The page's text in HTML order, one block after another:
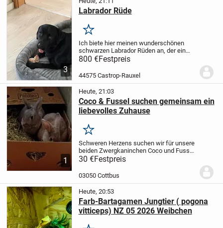
3
Labrador Rüde
Merken
Ich biete hier meinen wunderschönen
schwarzen Labrador Rüden an, der ein
neues, liebevolles Zuhause sucht. Er ist
ein treuer Begleiter und sehr verspielt. Ein
echtes Familienmitglied, das viel Freude...
800 €Festpreis
44575 Castrop-Rauxel
1
Heute, 21:03
Coco & Fussel suchen gemeinsam ein
liebevolles Zuhause
Merken
Schweren Herzens suchen wir für unsere
beiden Zwergkaninchen Coco und Fussel
gemeinsam ein liebevolles Zuhause.
Coco ist eine grau-braune Häsin.
ist eine grau-silberne Häsin.
30 €Festpreis
03050 Cottbus
Heute, 20:53
Farb-Bartagamen Jungtier ( pogona
vitticeps) NZ 05 2026 Weibchen